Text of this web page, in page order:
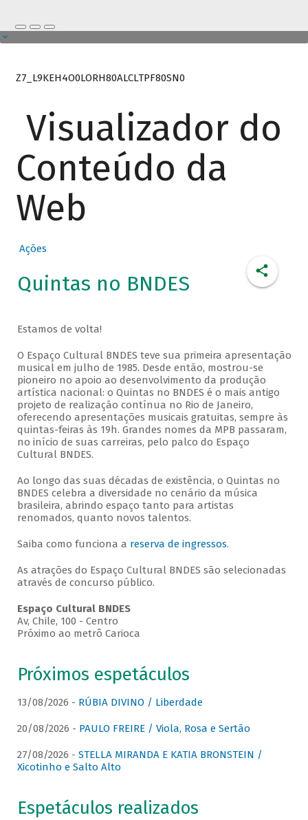
Z7_L9KEH4O0LORH80ALCLTPF80SN0
Visualizador do
Conteúdo da
Web
Ações
Quintas no BNDES
Estamos de volta!
O Espaço Cultural BNDES teve sua primeira apresentação
musical em julho de 1985. Desde então, mostrou-se
pioneiro no apoio ao desenvolvimento da produção
artística nacional: o Quintas no BNDES é o mais antigo
projeto de realização contínua no Rio de Janeiro,
oferecendo apresentações musicais gratuitas, sempre às
quintas-feiras às 19h. Grandes nomes da MPB passaram,
no início de suas carreiras, pelo palco do Espaço
Cultural BNDES.
Ao longo das suas décadas de existência, o Quintas no
BNDES celebra a diversidade no cenário da música
brasileira, abrindo espaço tanto para artistas
renomados, quanto novos talentos.
Saiba como funciona a reserva de ingressos.
As atrações do Espaço Cultural BNDES são selecionadas
através de concurso público.
Espaço Cultural BNDES
Av, Chile, 100 - Centro
Próximo ao metrô Carioca
Próximos espetáculos
13/08/2026 - RÚBIA DIVINO / Liberdade
20/08/2026 - PAULO FREIRE / Viola, Rosa e Sertão
27/08/2026 - STELLA MIRANDA E KATIA BRONSTEIN /
Xicotinho e Salto Alto
Espetáculos realizados